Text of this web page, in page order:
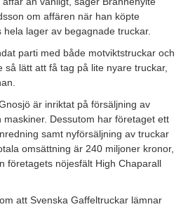
om affären när han köpte
hela lager av begagnade truckar.
parti med både motviktstruckar och
så lätt att få tag på lite nyare truckar,
är inriktat på försäljning av
maskiner. Dessutom har företaget ett
samt nyförsäljning av truckar
omsättning är 240 miljoner kronor,
företagets nöjesfält High Chaparall
att Svenska Gaffeltruckar lämnar